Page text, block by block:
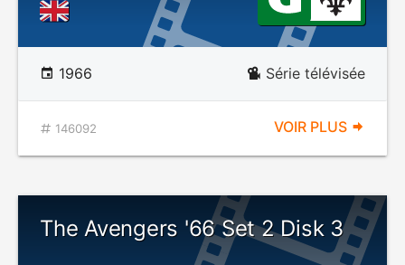
1966 Série télévisée
146092 VOIR PLUS
The Avengers '66 Set 2 Disk 3